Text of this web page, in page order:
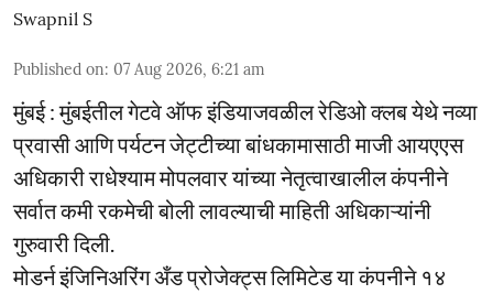
Swapnil S
Published on: 07 Aug 2026, 6:21 am
मुंबई : मुंबईतील गेटवे ऑफ इंडियाजवळील रेडिओ क्लब येथे नव्या
प्रवासी आणि पर्यटन जेट्टीच्या बांधकामासाठी माजी आयएएस
अधिकारी राधेश्याम मोपलवार यांच्या नेतृत्वाखालील कंपनीने
सर्वात कमी रकमेची बोली लावल्याची माहिती अधिकाऱ्यांनी
गुरुवारी दिली.
मोडर्न इंजिनिअरिंग अँड प्रोजेक्ट्स लिमिटेड या कंपनीने १४